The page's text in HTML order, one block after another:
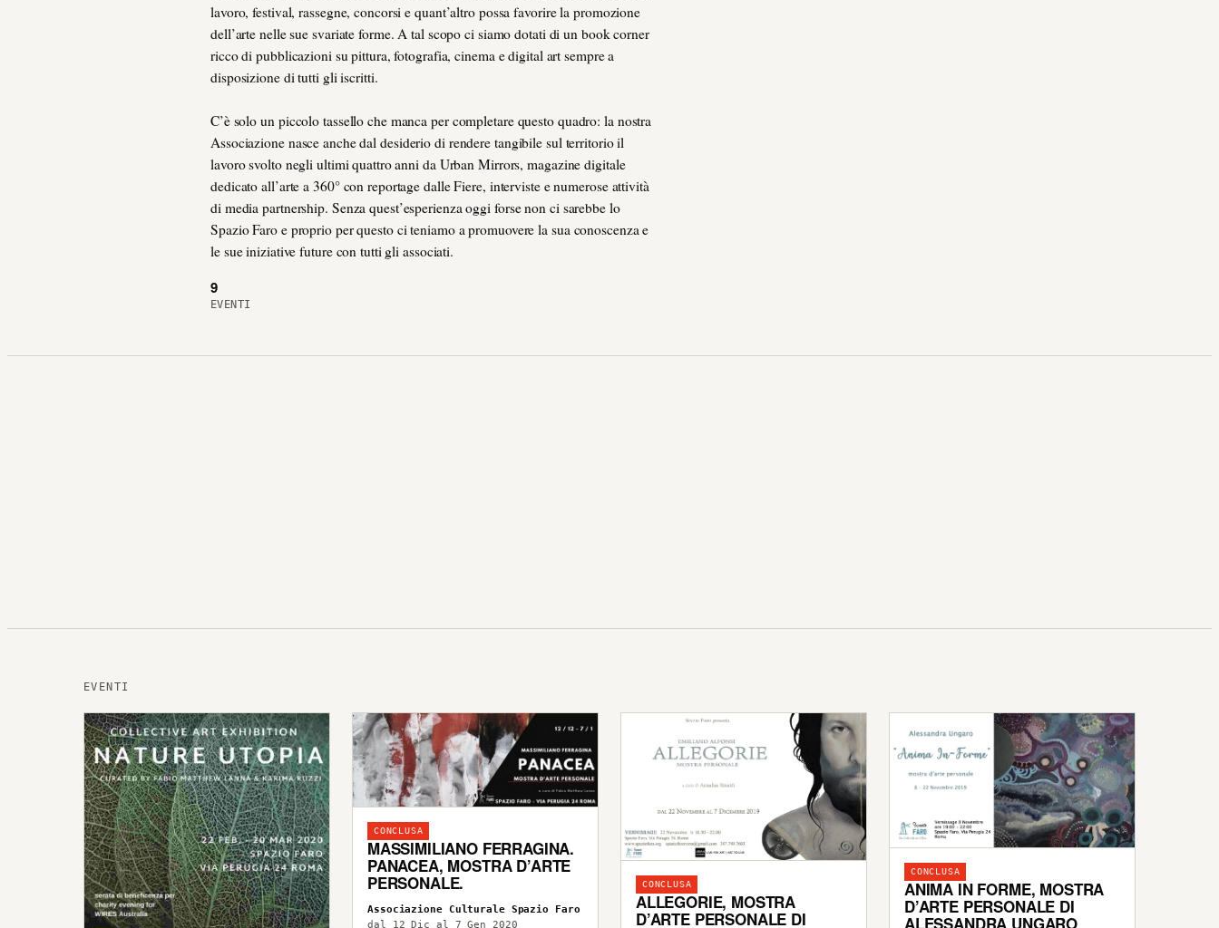
lavoro, festival, rassegne, concorsi e quant’altro possa favorire la promozione
dell’arte nelle sue svariate forme. A tal scopo ci siamo dotati di un book corner
ricco di pubblicazioni su pittura, fotografia, cinema e digital art sempre a
disposizione di tutti gli iscritti.
C’è solo un piccolo tassello che manca per completare questo quadro: la nostra
Associazione nasce anche dal desiderio di rendere tangibile sul territorio il
lavoro svolto negli ultimi quattro anni da Urban Mirrors, magazine digitale
dedicato all’arte a 360° con reportage dalle Fiere, interviste e numerose attività
di media partnership. Senza quest’esperienza oggi forse non ci sarebbe lo
Spazio Faro e proprio per questo ci teniamo a promuovere la sua conoscenza e
le sue iniziative future con tutti gli associati.
9
EVENTI
EVENTI
CONCLUSA
MASSIMILIANO FERRAGINA.
PANACEA, MOSTRA D’ARTE
PERSONALE.
Associazione Culturale Spazio Faro
dal 12 Dic al 7 Gen 2020
CONCLUSA
ALLEGORIE, MOSTRA
D’ARTE PERSONALE DI
CONCLUSA
ANIMA IN FORME, MOSTRA
D’ARTE PERSONALE DI
ALESSANDRA UNGARO